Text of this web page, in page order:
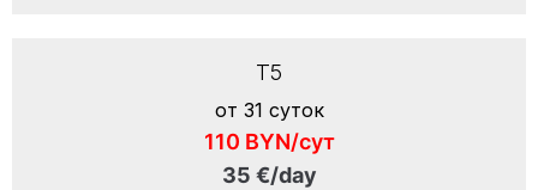
T5
от 31 суток
110 BYN/сут
35 €/day